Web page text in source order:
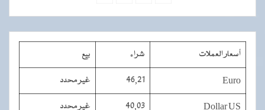
أسعار العملات شراء بيع
Euro
46,21 غير محدد
Dollar US
40,03 غير محدد